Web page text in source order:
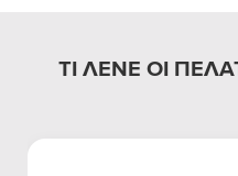
ΤΙ ΛΕΝΕ ΟΙ